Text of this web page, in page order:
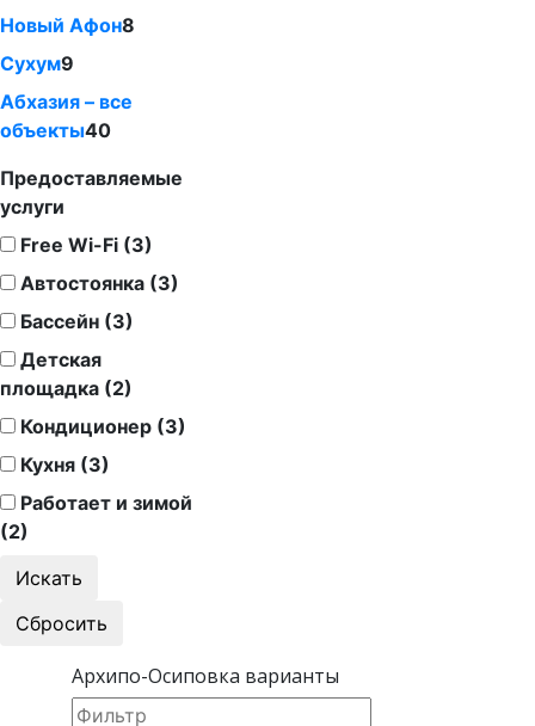
Новый Афон8
Сухум9
Абхазия – все
объекты40
Предоставляемые
услуги
Free Wi-Fi (3)
Автостоянка (3)
Бассейн (3)
Детская
площадка (2)
Кондиционер (3)
Кухня (3)
Работает и зимой
(2)
Архипо-Осиповка варианты